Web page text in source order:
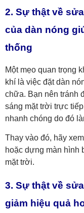
2. Sự thật về
của dàn nóng
thống
Một mẹo quan trọng
khí là việc đặt dàn
chữa. Bạn nên tránh
sáng mặt trời trực
nhanh chóng do đó
Thay vào đó, hãy
hoặc dựng màn hình
mặt trời.
3. Sự thật về
giảm hiệu quả